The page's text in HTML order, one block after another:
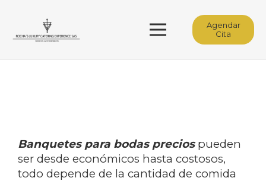
Agendar
Cita
Banquetes para bodas preciospueden
ser desde económicos hasta costosos,
todo depende de la cantidad de comida